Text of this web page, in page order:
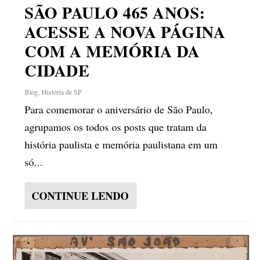
SÃO PAULO 465 ANOS:
ACESSE A NOVA PÁGINA
COM A MEMÓRIA DA
CIDADE
Blog ,História de SP
Para comemorar o aniversário de São Paulo,
agrupamos os todos os posts que tratam da
história paulista e memória paulistana em um
só...
CONTINUE LENDO